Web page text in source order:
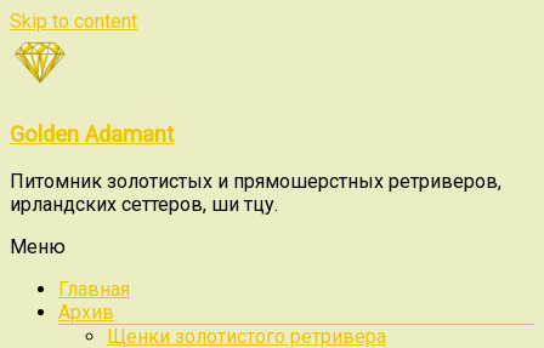
Skip to content
Golden Adamant
Питомник золотистых и прямошерстных ретриверов,
ирландских сеттеров, ши тцу.
Меню
Главная
Архив
Щенки золотистого ретривера